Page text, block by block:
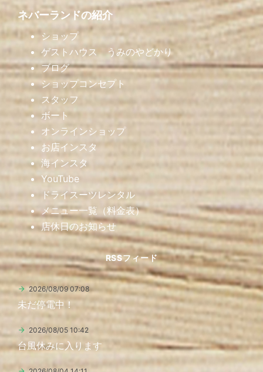
ネバーランドの紹介
ショップ
ゲストハウス うみのやどかり
ブログ
ショップコンセプト
スタッフ
ボート
オンラインショップ
お店インスタ
海インスタ
YouTube
ドライスーツレンタル
メニュー一覧（料金表）
店休日のお知らせ
RSSフィード
2026/08/09 07:08
未だ停電中！
2026/08/05 10:42
台風休みに入ります